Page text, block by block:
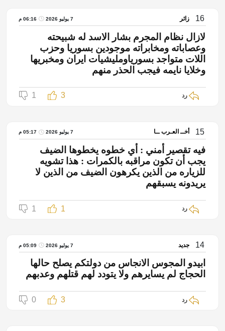
16 زائر 7 يوليو 2026 06:16 م
لازال نظام المجرم بشار الاسد له شبيحته
وعصاباته ومخابراته موجودين بسوريا وحزب
اللات متواجد بسورياومليشيات ايران ومخبريها
وخلايا نايمه فيجب الحذر منهم
رد 3
1
15 أخــ العـرب ــا 7 يوليو 2026 05:17 م
فيه تقصير أمني : أي خطوه يخطوها الضيف
يجب أن تكون مراقبه بالكمرات : هذا تشويه
للزياره من الذين يكرهون الضيف من الذين لا
يريدونه يسبقهم
رد 1
1
14 جديد 7 يوليو 2026 05:09 م
ابيدو المجوس الانجاس من دولتكم يصلح حالها
الحجاج لم يسايرهم ولا يتودد لهم قتلهم وعدبهم
رد 3
0